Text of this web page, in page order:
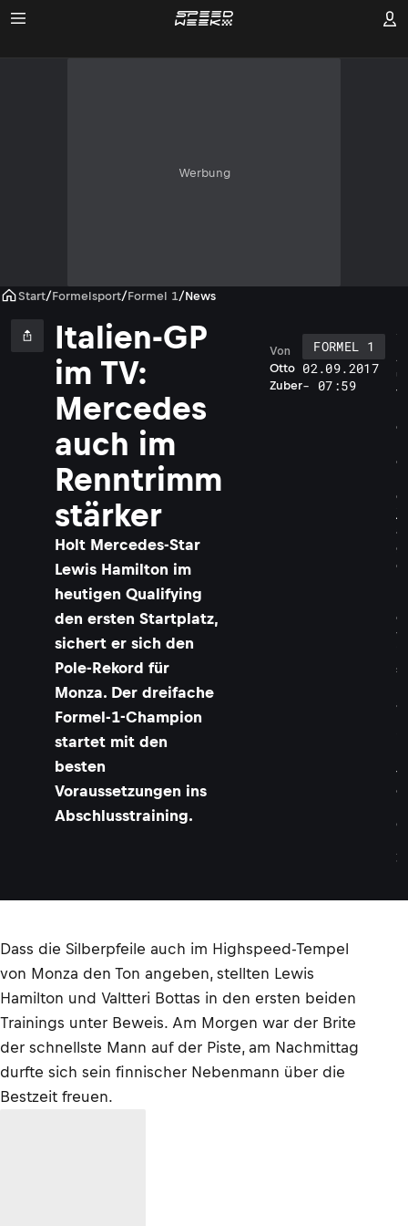
Werbung
Start/Formelsport/Formel 1/News
Italien-GP
im TV:
Mercedes
auch im
Renntrimm
stärker
Holt Mercedes-Star
Lewis Hamilton im
heutigen Qualifying
den ersten Startplatz,
sichert er sich den
Pole-Rekord für
Monza. Der dreifache
Formel-1-Champion
startet mit den
besten
Voraussetzungen ins
Abschlusstraining.
Otto
Zuber
Von
FORMEL 1
02.09.2017
- 07:59
A
u
f
e
o
d
a
g
d
e
w
s
a
t
o
©
A
T
Dass die Silberpfeile auch im Highspeed-Tempel
von Monza den Ton angeben, stellten Lewis
Hamilton und Valtteri Bottas in den ersten beiden
Trainings unter Beweis. Am Morgen war der Brite
der schnellste Mann auf der Piste, am Nachmittag
durfte sich sein finnischer Nebenmann über die
Bestzeit freuen.